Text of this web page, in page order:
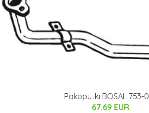
Pakoputki BOSAL 753-
67.69 EUR